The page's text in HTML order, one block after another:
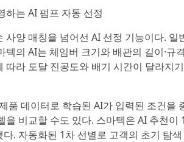
는 AI 펌프 자동 선정
사양 매칭을 넘어선 AI 선정 기능이다.
텍의 AI는 체임버 크기와 배관의 길이·
따라 도달 진공도와 배기 시간이 달라지
품 데이터로 학습된 AI가 입력된 조건을
을 비교할 수도 있다. 스마텍은 AI 추천
. 자동화된 1차 선별로 고객의 초기 탐